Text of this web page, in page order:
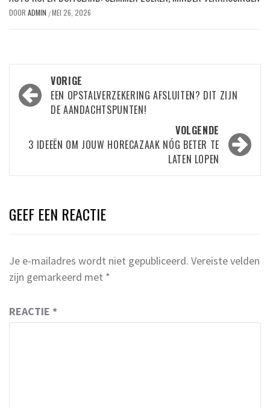
DOOR ADMIN /MEI 26, 2026
Bericht
navigatie
VORIGE
EEN OPSTALVERZEKERING AFSLUITEN? DIT ZIJN
DE AANDACHTSPUNTEN!
VOLGENDE
3 IDEEËN OM JOUW HORECAZAAK NÓG BETER TE
LATEN LOPEN
GEEF EEN REACTIE
Je e-mailadres wordt niet gepubliceerd. Vereiste velden
zijn gemarkeerd met *
REACTIE *